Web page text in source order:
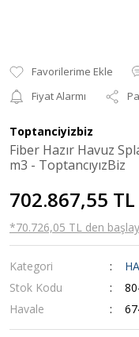
Fiyat Alarmı
Toptanciyizbiz
Fiber Hazır Havuz
m3 - ToptancıyızBiz
702.867,55 TL
*70.726,05 TL den
Kategori
Stok Kodu
Havale